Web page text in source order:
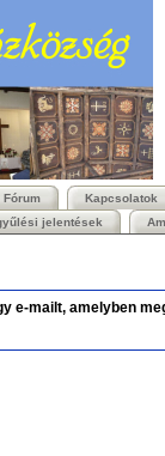
Fórum Kapcsolatok
jelentések
e-mailt, amelyben